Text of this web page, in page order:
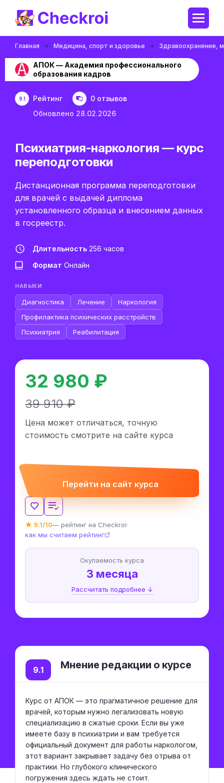
Главная Медицина, спорт и здоровье Здравоохранение,
АПОК — Академия профессионального
образования кадров
9.1 Рейтинг
0 отзывов
Обновлено 28.02.2026
Психиатрия-наркология — курс
переподготовки
Дистанционная программа переподготовки
для врачей с выдачей диплома
установленного образца и внесением данных
в госреестр.
Длительность 256 часов
Формат Онлайн
НАВЫКИ
Диагностика Лечение
Наркология
Профилактика психических расстройств
Психиатрия
Реабилитация
32 980 ₽
39 910 ₽
Цена может отличаться, точную
стоимость смотрите на сайте курса
Перейти на сайт курса
★ 9.1/10— рейтинг на Checkroi·
как мы считаем рейтинг
Окупаемость курса
3 месяца
Рассчитать подробнее ↓
Мнение редакции о курсе
9.1
Курс от АПОК — это прагматичное решение для
врачей, которым нужно легализовать новую
специализацию в сжатые сроки. Если вы уже
имеете базу в психиатрии и вам требуется
официальный документ для работы наркологом,
этот вариант закрывает задачу без отрыва от
практики. Но глубокого клинического
погружения здесь ждать не стоит.